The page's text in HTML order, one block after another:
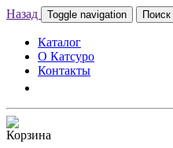
Назад Toggle navigation Поиск
Каталог
О Катсуро
Контакты
Корзина